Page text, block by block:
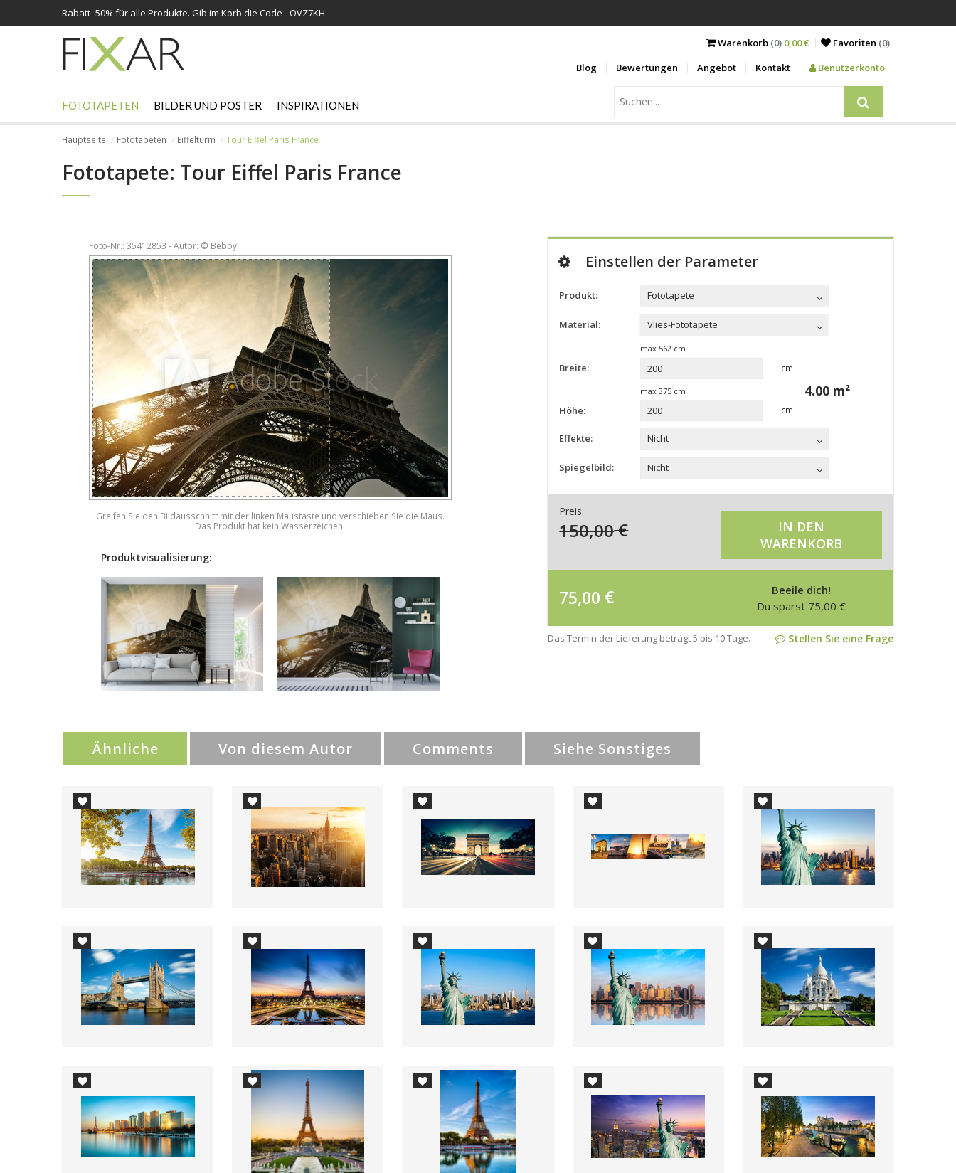
Rabatt -50% für alle Produkte. Gib im Korb die Code - OVZ7KH
Warenkorb(0) 0,00 € Favoriten (0)
Blog
Bewertungen Angebot Kontakt Benutzerkonto
FOTOTAPETEN BILDER UND POSTER INSPIRATIONEN
Hauptseite Fototapeten Eiffelturm Tour Eiffel Paris France
Fototapete: Tour Eiffel Paris France
Foto-Nr.: 35412853 - Autor: © Beboy
Greifen Sie den Bildausschnitt mit der linken Maustaste und verschieben Sie die Maus.
Das Produkt hat kein Wasserzeichen.
Produktvisualisierung:
Einstellen der Parameter
Produkt: Fototapete
Material: Vlies-Fototapete
max 562cm
Breite: cm
max 375cm
Höhe: cm
4.00 m²
Effekte: Nicht
Spiegelbild: Nicht
Preis:
150,00€
IN DEN
WARENKORB
75,00 €
Beeile dich!
Du sparst 75,00 €
Das Termin der Lieferung beträgt 5 bis 10 Tage. Stellen Sie eine Frage
Ähnliche Von diesem Autor Comments Siehe Sonstiges